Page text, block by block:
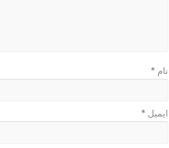
نام *
ایمیل *